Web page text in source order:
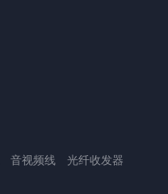
音视频线
光纤收发器